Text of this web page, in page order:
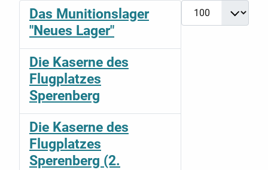
Anzeige #
Das Munitionslager
"Neues Lager"
Die Kaserne des
Flugplatzes
Sperenberg
Die Kaserne des
Flugplatzes
Sperenberg (2.